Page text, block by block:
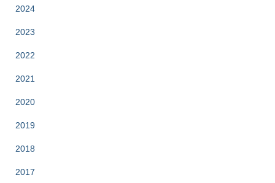
2024
2023
2022
2021
2020
2019
2018
2017